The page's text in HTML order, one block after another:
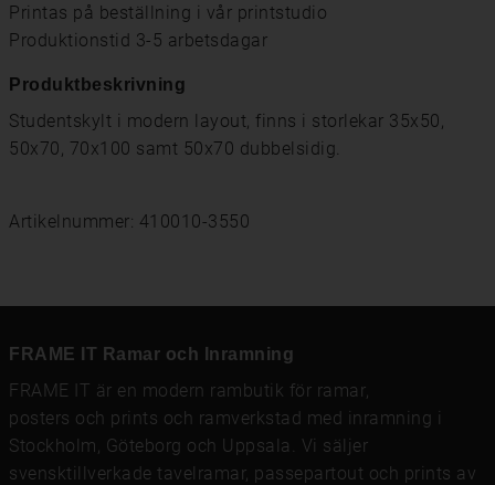
Printas på beställning i vår printstudio
Produktionstid 3-5 arbetsdagar
Produktbeskrivning
Studentskylt i modern layout, finns i storlekar 35x50,
50x70, 70x100 samt 50x70 dubbelsidig.
Artikelnummer: 410010-3550
FRAME IT Ramar och Inramning
FRAME IT är en modern rambutik för ramar
posters och prints och ramverkstad med inramning i
Stockholm, Göteborg och Uppsala. Vi säljer
svensktillverkade tavelramar, passepartout och prints av